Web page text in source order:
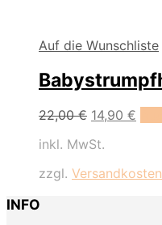
Auf die Wunschliste
22,00€ 14,90 €
inkl. MwSt.
zzgl. Versandkosten
INFO